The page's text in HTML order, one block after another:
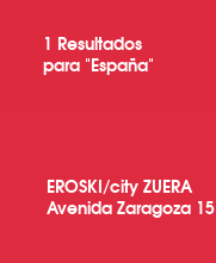
1 Resultados
para "España"
EROSKI/city ZUERA
Avenida Zaragoza 15